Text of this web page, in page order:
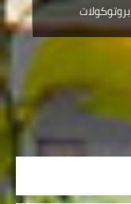
بروتوكولات